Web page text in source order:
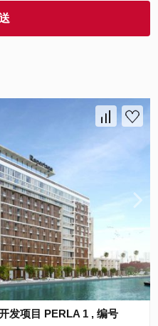
发项目 PERLA 1 , 编号